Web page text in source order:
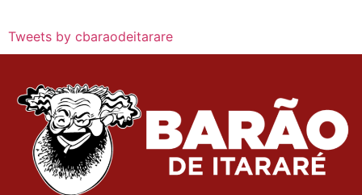
Tweets by cbaraodeitarare